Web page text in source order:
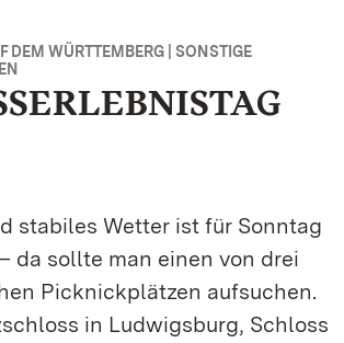
DEM WÜRTTEMBERG | SONSTIGE
stabiles Wetter ist für Sonntag
da sollte man einen von drei
Picknickplätzen aufsuchen.
in Ludwigsburg, Schloss